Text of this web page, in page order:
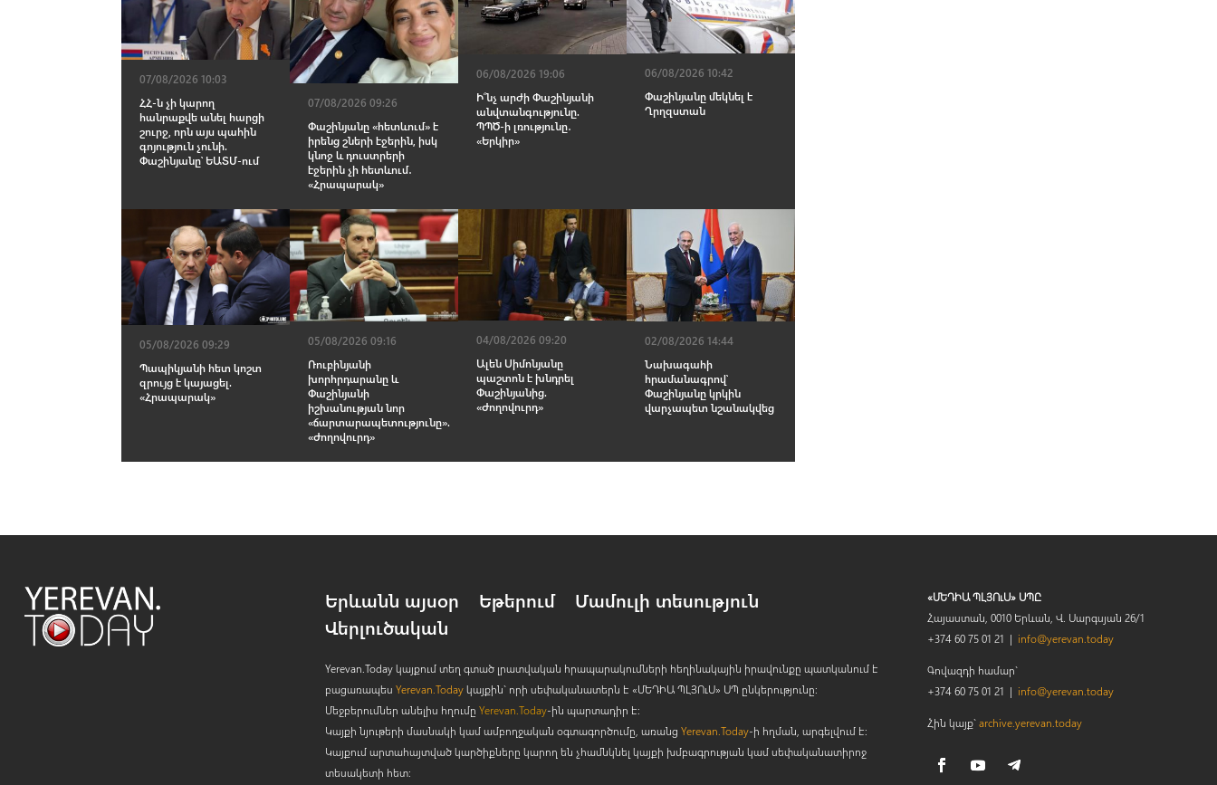
07/08/2026 10:03
ՀՀ-ն չի կարող
հանրաքվե անել հարցի
շուրջ, որն այս պահին
գոյություն չունի.
Փաշինյանը՝ ԵԱՏՄ-ում
07/08/2026 09:26
Փաշինյանը «հետևում» է
իրենց շների էջերին, իսկ
կնոջ և դուստրերի
էջերին չի հետևում․
«Հրապարակ»
06/08/2026 19:06
Ի՞նչ արժի Փաշինյանի
անվտանգությունը.
ՊՊԾ-ի լռությունը․
«Երկիր»
06/08/2026 10:42
Փաշինյանը մեկնել է
Ղրղզստան
05/08/2026 09:29
Պապիկյանի հետ կոշտ
զրույց է կայացել.
«Հրապարակ»
05/08/2026 09:16
Ռուբինյանի
խորհրդարանը և
Փաշինյանի
իշխանության նոր
«ճարտարապետությունը».
«Ժողովուրդ»
04/08/2026 09:20
Ալեն Սիմոնյանը
պաշտոն է խնդրել
Փաշինյանից.
«Ժողովուրդ»
02/08/2026 14:44
Նախագահի
հրամանագրով՝
Փաշինյանը կրկին
վարչապետ նշանակվեց
Երևանն այսօր Եթերում
Մամուլի տեսություն
Վերլուծական
Yerevan.Today կայքում տեղ գտած լրատվական հրապարակումների հեղինակային իրավունքը պատկանում է
բացառապեսYerevan.Todayկայքին` որի սեփականատերն է «ՄԵԴԻԱ ՊԼՅՈւՍ» ՍՊ ընկերությունը։
Մեջբերումներ անելիս հղումըYerevan.Today-ին պարտադիր է:
Կայքի նյութերի մասնակի կամ ամբողջական օգտագործումը, առանցYerevan.Today-ի հղման, արգելվում է:
Կայքում արտահայտված կարծիքները կարող են չհամնկնել կայքի խմբագրության կամ սեփականատիրոջ
տեսակետի հետ:
«ՄԵԴԻԱ ՊԼՅՈւՍ» ՍՊԸ
Հայաստան, 0010 Երևան, Վ. Սարգսյան 26/1
+374 60 75 01 21 | info@yerevan.today
Գովազդի համար`
+374 60 75 01 21 | info@yerevan.today
Հին կայք`archive.yerevan.today